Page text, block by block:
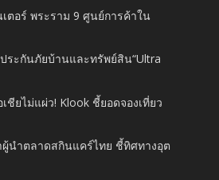
ตอร์ พระราม 9 ศูนย์การค้าใน
ประกันภัยบ้านและทรัพย์สิน“Ultra
เชียไม่แผ่ว! Klook ชี้ยอดจองเที่ยว
ผู้นำตลาดสกินแคร์ไทย ชี้ทิศทางอุต